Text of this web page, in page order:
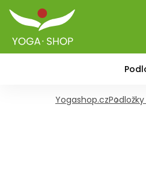
Yogashop.cz